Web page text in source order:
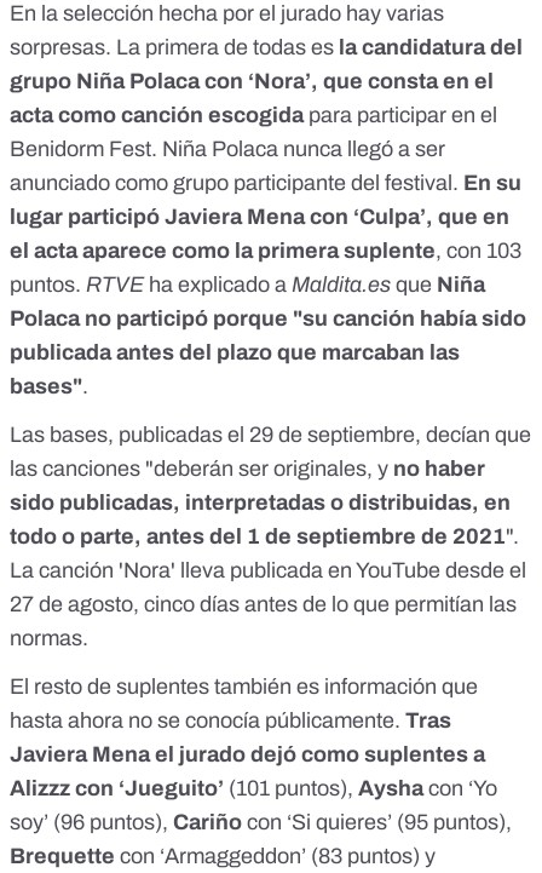
En la selección hecha por el jurado hay varias
sorpresas. La primera de todas es la candidatura del
grupo Niña Polaca con ‘Nora’, que consta en el
acta como canción escogidapara participar en el
Benidorm Fest. Niña Polaca nunca llegó a ser
anunciado como grupo participante del festival. En su
lugar participó Javiera Mena con ‘Culpa’, que en
el acta aparece como la primera suplente, con 103
puntos. RTVEha explicado a Maldita.es que Niña
Polaca no participó porque "su canción había sido
publicada antes del plazo que marcaban las
bases".
Las bases, publicadas el 29 de septiembre, decían que
las canciones "deberán ser originales, y no haber
sido publicadas, interpretadas o distribuidas, en
todo o parte, antes del 1 de septiembre de 2021".
La canción 'Nora' lleva publicada en YouTube desde el
27 de agosto, cinco días antes de lo que permitían las
normas.
El resto de suplentes también es información que
hasta ahora no se conocía públicamente. Tras
Javiera Mena el jurado dejó como suplentes a
Alizzz con ‘Jueguito’ (101 puntos), Ayshacon ‘Yo
soy’ (96 puntos), Cariño con ‘Si quieres’ (95 puntos),
Brequette con ‘Armaggeddon’ (83 puntos) y